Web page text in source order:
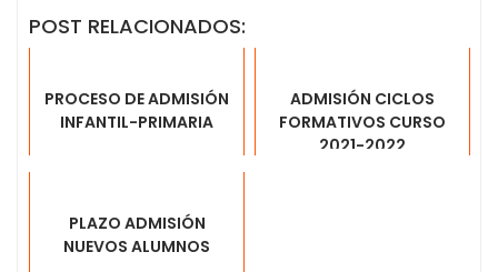
POST RELACIONADOS:
PROCESO DE ADMISIÓN
INFANTIL-PRIMARIA
ADMISIÓN CICLOS
FORMATIVOS CURSO
2021-2022
PLAZO ADMISIÓN
NUEVOS ALUMNOS